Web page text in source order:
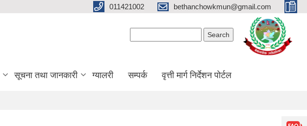
011421002 bethanchowkmun@gmail.com
सूचना तथा जानकारी ग्यालरी सम्पर्क वृत्ती मार्ग निर्देशन पोर्टल